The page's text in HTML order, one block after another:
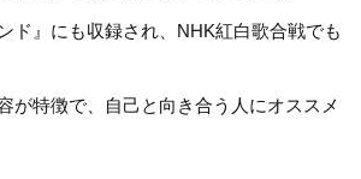
ド』にも収録され、NHK紅白歌合戦でも
が特徴で、自己と向き合う人にオススメ